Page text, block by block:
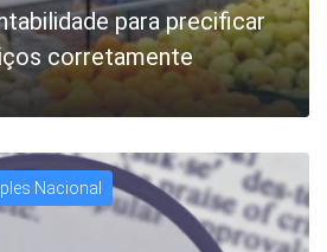
para precificar
corretamente
Nacional